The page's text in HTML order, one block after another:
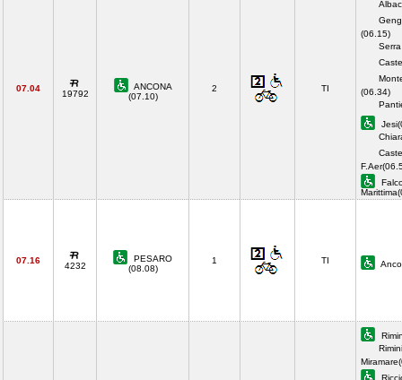
07.04
19792
ANCONA
(07.10)
2 TI
(06.15)
(06.34)
07.16
4232
PESARO
(08.08)
1 TI
Rimini